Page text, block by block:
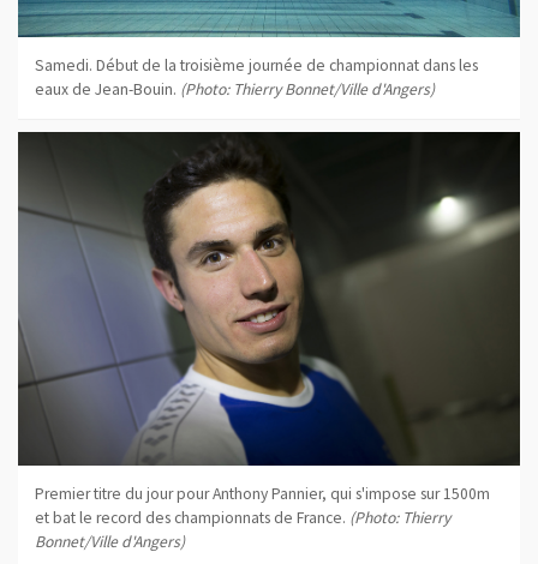
Samedi. Début de la troisième journée de championnat dans les
eaux de Jean-Bouin. (Photo: Thierry Bonnet/Ville d'Angers)
Premier titre du jour pour Anthony Pannier, qui s'impose sur 1500m
et bat le record des championnats de France. (Photo: Thierry
Bonnet/Ville d'Angers)